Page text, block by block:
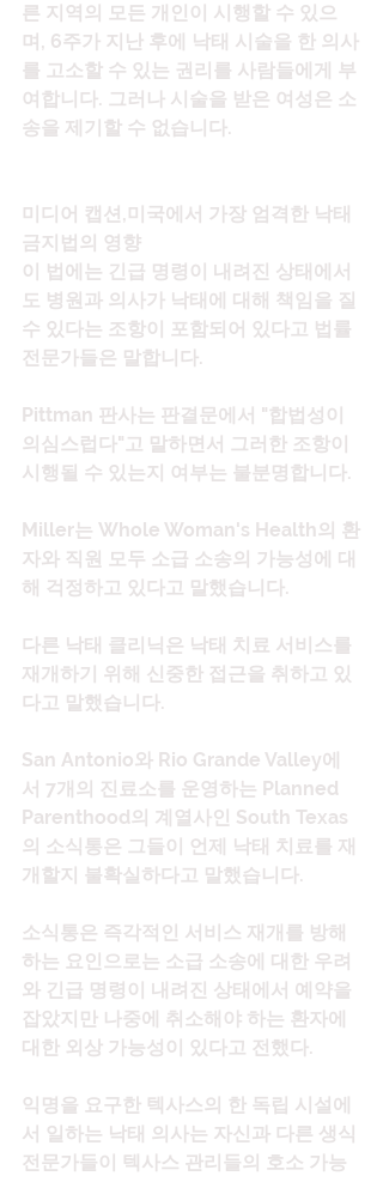
른 지역의 모든 개인이 시행할 수 있으
며, 6주가 지난 후에 낙태 시술을 한 의사
를 고소할 수 있는 권리를 사람들에게 부
여합니다. 그러나 시술을 받은 여성은 소
송을 제기할 수 없습니다.
미디어 캡션,미국에서 가장 엄격한 낙태
금지법의 영향
이 법에는 긴급 명령이 내려진 상태에서
도 병원과 의사가 낙태에 대해 책임을 질
수 있다는 조항이 포함되어 있다고 법률
전문가들은 말합니다.
Pittman 판사는 판결문에서 "합법성이
의심스럽다"고 말하면서 그러한 조항이
시행될 수 있는지 여부는 불분명합니다.
Miller는 Whole Woman's Health의 환
자와 직원 모두 소급 소송의 가능성에 대
해 걱정하고 있다고 말했습니다.
다른 낙태 클리닉은 낙태 치료 서비스를
재개하기 위해 신중한 접근을 취하고 있
다고 말했습니다.
San Antonio와 Rio Grande Valley에
서 7개의 진료소를 운영하는 Planned
Parenthood의 계열사인 South Texas
의 소식통은 그들이 언제 낙태 치료를 재
개할지 불확실하다고 말했습니다.
소식통은 즉각적인 서비스 재개를 방해
하는 요인으로는 소급 소송에 대한 우려
와 긴급 명령이 내려진 상태에서 예약을
잡았지만 나중에 취소해야 하는 환자에
대한 외상 가능성이 있다고 전했다.
익명을 요구한 텍사스의 한 독립 시설에
서 일하는 낙태 의사는 자신과 다른 생식
전문가들이 텍사스 관리들의 호소 가능